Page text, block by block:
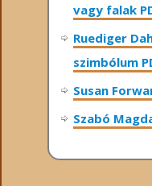
vagy falak
Ruediger
szimbólum
Susan
Szabó